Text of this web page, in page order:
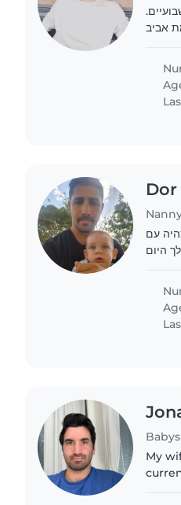
אביב
Dor
עם
היום
My